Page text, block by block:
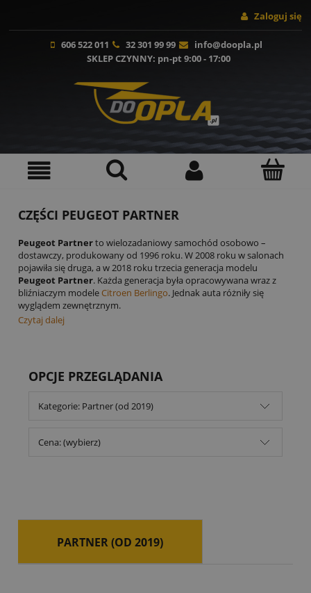
Zaloguj się
606 522 011 32 301 99 99
info@doopla.pl
SKLEP CZYNNY: pn-pt 9:00 - 17:00
CZĘŚCI PEUGEOT PARTNER
Peugeot Partnerto wielozadaniowy samochód osobowo –
dostawczy, produkowany od 1996 roku. W 2008 roku w salonach
pojawiła się druga, a w 2018 roku trzecia generacja modelu
Peugeot Partner. Każda generacja była opracowywana wraz z
bliźniaczym modele Citroen Berlingo. Jednak auta różniły się
wyglądem zewnętrznym.
Czytaj dalej
OPCJE PRZEGLĄDANIA
Kategorie: Partner (od 2019)
Cena: (wybierz)
PARTNER (OD 2019)